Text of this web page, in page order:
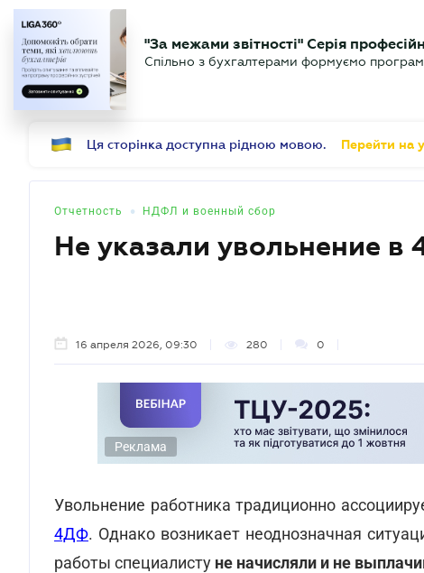
БУХГАЛТЕР Новости Аналитика Календарь
"За межами звітності" Серія
Спільно з бухгалтерами формуємо
Ця сторінка доступна рідною мовою. Перейти на
Отчетность • НДФЛ и военный сбор
Не указали увольнение
16 апреля 2026, 09:30 280 0
Реклама
Увольнение работника традиционно
4ДФ. Однако возникает неоднозначная
работы специалисту не начисляли и не